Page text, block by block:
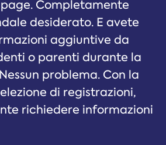
Completamente
desiderato. E avete
aggiuntive da
o parenti durante la
problema. Con la
di registrazioni,
richiedere informazioni